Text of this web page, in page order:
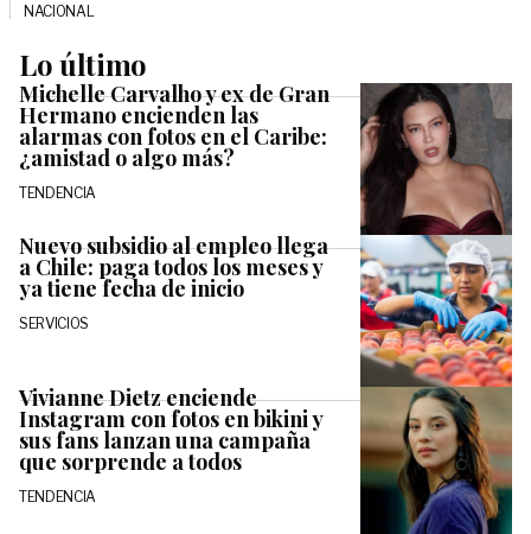
NACIONAL
Lo último
Michelle Carvalho y ex de Gran
Hermano encienden las
alarmas con fotos en el Caribe:
¿amistad o algo más?
TENDENCIA
Nuevo subsidio al empleo llega
a Chile: paga todos los meses y
ya tiene fecha de inicio
SERVICIOS
Vivianne Dietz enciende
Instagram con fotos en bikini y
sus fans lanzan una campaña
que sorprende a todos
TENDENCIA